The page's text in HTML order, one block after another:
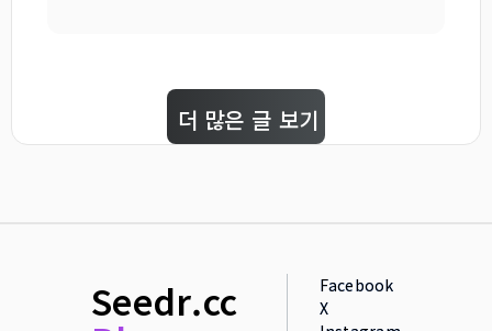
더 많은 글 보기
Seedr.cc
Facebook
X